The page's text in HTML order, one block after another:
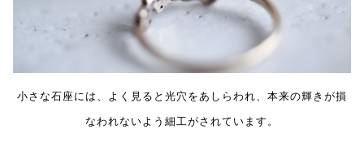
小さな石座には、よく見ると光穴をあしらわれ、本来の輝きが損
なわれないよう細工がされています。